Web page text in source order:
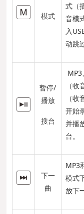
模式
式（
音模
入
动跳
暂停/
播放
搜台
MP3
（
（
开始
并播
台。
下一
曲
MP3
模式
放下